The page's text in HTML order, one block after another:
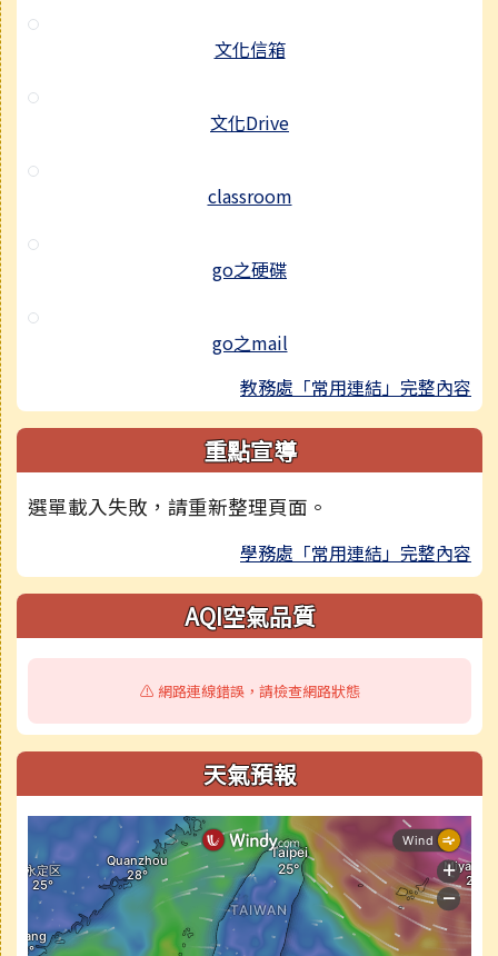
文化信箱
文化Drive
classroom
go之硬碟
go之mail
教務處「常用連結」完整內容
重點宣導
選單載入失敗，請重新整理頁面。
學務處「常用連結」完整內容
AQI空氣品質
⚠️ 網路連線錯誤，請檢查網路狀態
天氣預報